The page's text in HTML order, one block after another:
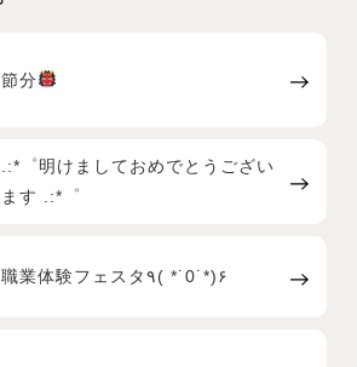
節分
.:*゜明けましておめでとうござい
ます .:*゜
職業体験フェスタ٩( *˙0˙*)۶